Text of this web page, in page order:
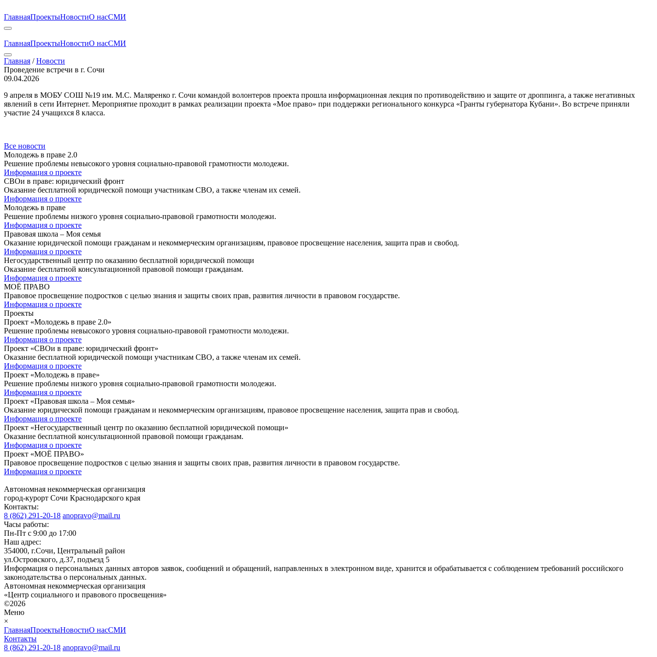
ГлавнаяПроектыНовостиО насСМИ
ГлавнаяПроектыНовостиО насСМИ
Главная /Новости
Проведение встречи в г. Сочи
09.04.2026
9 апреля в МОБУ СОШ №19 им. М.С. Маляренко г. Сочи командой волонтеров проекта прошла информационная лекция по противодействию и защите от дроппинга, а также негативных
явлений в сети Интернет. Мероприятие проходит в рамках реализации проекта «Мое право» при поддержки регионального конкурса «Гранты губернатора Кубани». Во встрече приняли
участие 24 учащихся 8 класса.
Все новости
Молодежь в праве 2.0
Решение проблемы невысокого уровня социально-правовой грамотности молодежи.
Информация о проекте
СВОи в праве: юридический фронт
Оказание бесплатной юридической помощи участникам СВО, а также членам их семей.
Информация о проекте
Молодежь в праве
Решение проблемы низкого уровня социально-правовой грамотности молодежи.
Информация о проекте
Правовая школа – Моя семья
Оказание юридической помощи гражданам и некоммерческим организациям, правовое просвещение населения, защита прав и свобод.
Информация о проекте
Негосударственный центр по оказанию бесплатной юридической помощи
Оказание бесплатной консультационной правовой помощи гражданам.
Информация о проекте
МОЁ ПРАВО
Правовое просвещение подростков с целью знания и защиты своих прав, развития личности в правовом государстве.
Информация о проекте
Проекты
Проект «Молодежь в праве 2.0»
Решение проблемы невысокого уровня социально-правовой грамотности молодежи.
Информация о проекте
Проект «СВОи в праве: юридический фронт»
Оказание бесплатной юридической помощи участникам СВО, а также членам их семей.
Информация о проекте
Проект «Молодежь в праве»
Решение проблемы низкого уровня социально-правовой грамотности молодежи.
Информация о проекте
Проект «Правовая школа – Моя семья»
Оказание юридической помощи гражданам и некоммерческим организациям, правовое просвещение населения, защита прав и свобод.
Информация о проекте
Проект «Негосударственный центр по оказанию бесплатной юридической помощи»
Оказание бесплатной консультационной правовой помощи гражданам.
Информация о проекте
Проект «МОЁ ПРАВО»
Правовое просвещение подростков с целью знания и защиты своих прав, развития личности в правовом государстве.
Информация о проекте
Автономная некоммерческая организация
город-курорт Сочи Краснодарского края
Контакты:
8 (862) 291-20-18 anopravo@mail.ru
Часы работы:
Пн-Пт с 9:00 до 17:00
Наш адрес:
354000, г.Сочи, Центральный район
ул.Островского, д.37, подъезд 5
Информация о персональных данных авторов заявок, сообщений и обращений, направленных в электронном виде, хранится и обрабатывается с соблюдением требований российского
законодательства о персональных данных.
Автономная некоммерческая организация
«Центр социального и правового просвещения»
©2026
Меню
×
ГлавнаяПроектыНовостиО насСМИ
Контакты
8 (862) 291-20-18 anopravo@mail.ru